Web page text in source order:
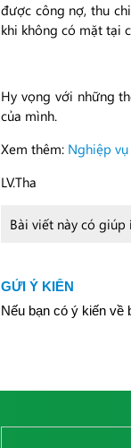
được công nợ, thu
khi không có mặt tại
Hy vọng với những
của mình.
Xem thêm: Nghiệp
LV.Tha
Bài viết này có giúp
GỬI Ý KIẾN
Nếu bạn có ý kiến về